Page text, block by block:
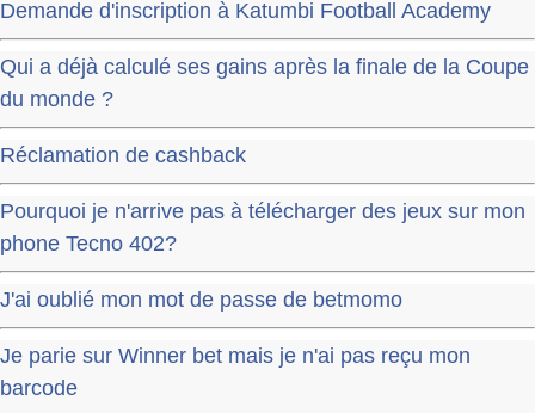
Demande d'inscription à Katumbi Football Academy
Qui a déjà calculé ses gains après la finale de la Coupe
du monde ?
Réclamation de cashback
Pourquoi je n'arrive pas à télécharger des jeux sur mon
phone Tecno 402?
J'ai oublié mon mot de passe de betmomo
Je parie sur Winner bet mais je n'ai pas reçu mon
barcode